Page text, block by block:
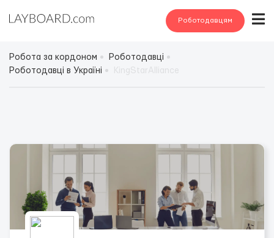
Роботодавцям
Робота за кордоном
Роботодавці
Роботодавці в Україні